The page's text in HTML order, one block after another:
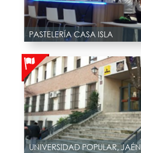
PASTELERÍA CASA ISLA
UNIVERSIDAD POPULAR, JAÉN